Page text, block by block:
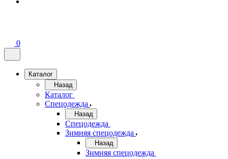
0
Каталог
Назад
Каталог
Спецодежда
Назад
Спецодежда
Зимняя спецодежда
Назад
Зимняя спецодежда